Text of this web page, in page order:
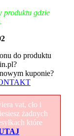
produktu gdzie
do produktu
kuponie?
vat, cło i
żadnych
które